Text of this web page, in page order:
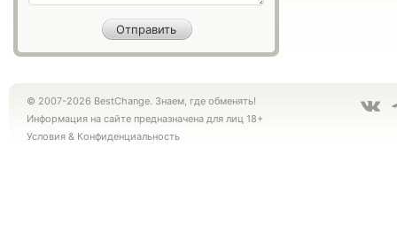
© 2007-2026 BestChange. Знаем, где обменять!
Информация на сайте предназначена для лиц 18+
Условия & Конфиденциальность